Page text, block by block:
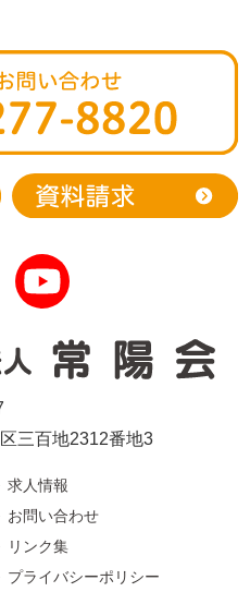
三百地2312番地3
求人情報
お問い合わせ
リンク集
プライバシーポリシー